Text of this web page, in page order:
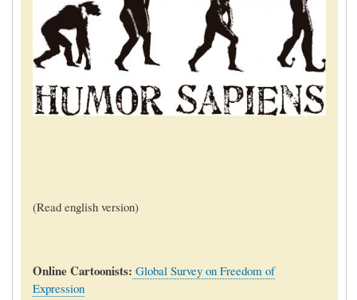
(Read english version)
Online Cartoonists: Global Survey on Freedom of
Expression